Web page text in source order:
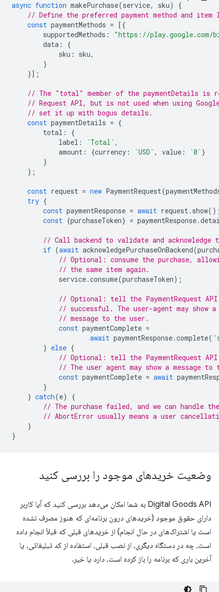
async function makePurchase(service, sku)
{
// Define the preferred payment method and item
const paymentMethods = [{
supportedMethods :
"https://
data :
{
sku : sku,
}
}];
// The "total" member of the paymentDetails is
// Request API, but is not used when using
// set it up with bogus details.
const paymentDetails = {
total :
{
label : `Total` ,
amount : {currency : `USD` , value : `0` }
}
};
const request = new PaymentRequest(
try {
const paymentResponse = await request. show
const {purchaseToken} = paymentResponse.
// Call backend to validate and acknowledge
if (await acknowledgePurchaseOnBackend(
// Optional: consume the purchase,
// the same item again.
service.consume(purchaseToken);
// Optional: tell the PaymentRequest
// successful. The user-agent may show
// message to the user.
const paymentComplete =
await paymentResponse.complete(
} else {
// Optional: tell the PaymentRequest
// The user agent may show a message to
const paymentComplete = await
}
} catch(e)
{
// The purchase failed, and we can handle
// AbortError usually means a user
}
}
وضعیت خریدهای موجود را بررسی کنید
Digital Goods API به شما امکان می‌دهد بررسی کنید که آیا کاربر
دارای حقوق موجود (خریدهای درون برنامه‌ای که هنوز مصرف نشده
است یا اشتراک‌های در حال انجام) از خریدهای قبلی که قبلاً انجام داده
است، چه در دستگاه دیگری، از نصب قبلی، استفاده از کد تبلیغاتی، یا
آخرین باری که برنامه را باز کرده است، دارد یا خیر.